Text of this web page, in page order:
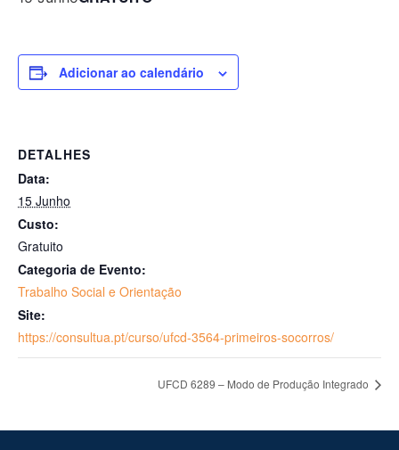
Adicionar ao calendário
DETALHES
Data:
15 Junho
Custo:
Gratuito
Categoria de Evento:
Trabalho Social e Orientação
Site:
https://consultua.pt/curso/ufcd-3564-primeiros-socorros/
UFCD 6289 – Modo de Produção Integrado